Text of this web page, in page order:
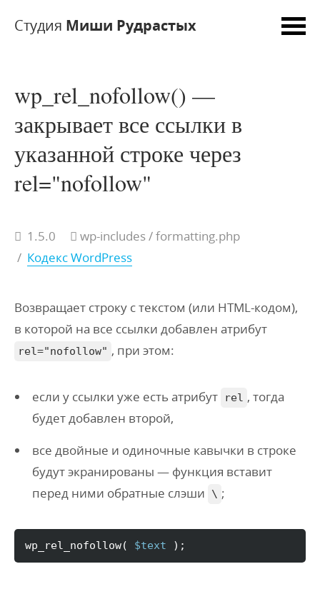
Студия Миши Рудрастых
wp_rel_nofollow() —
закрывает все ссылки в
указанной строке через
rel="nofollow"
1.5.0 wp-includes/ formatting.php
/ Кодекс WordPress
Возвращает строку с текстом (или HTML-кодом),
в которой на все ссылки добавлен атрибут
rel="nofollow" , при этом:
если у ссылки уже есть атрибут rel , тогда
будет добавлен второй,
все двойные и одиночные кавычки в строке
будут экранированы — функция вставит
перед ними обратные слэши
\ ;
wp_rel_nofollow( $text ) ;